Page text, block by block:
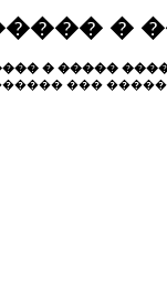
�
� �����
���